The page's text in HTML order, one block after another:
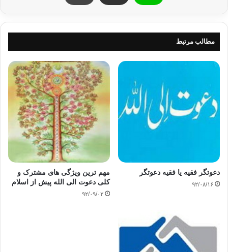
مطالب مرتبط
دعوتگر فقيه يا فقيه دعوتگر
۹۲/۰۸/۱۶
مهم ترین ویژگی های مشترک و
کلی دعوت الی الله پیش از اسلام
۹۲/۰۹/۰۲